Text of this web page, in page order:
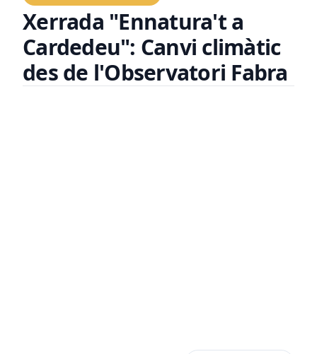
Xerrada "Ennatura't a
Cardedeu": Canvi climàtic
des de l'Observatori Fabra